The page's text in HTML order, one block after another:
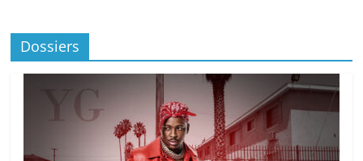
Dossiers